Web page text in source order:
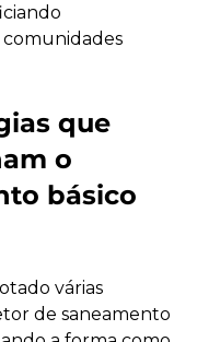
que
o
básico
várias
de saneamento